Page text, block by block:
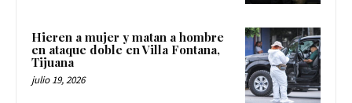
Hieren a mujer y matan a hombre
en ataque doble en Villa Fontana,
Tijuana
julio 19, 2026